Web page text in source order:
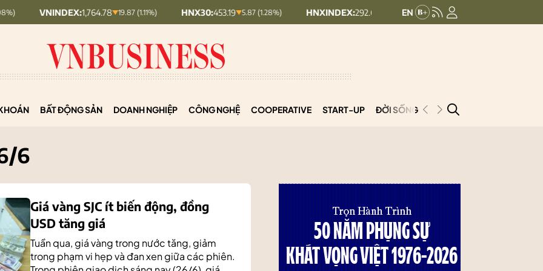
1,764.78 19.87 (1.11%) HNX30: 453.19 5.87 (1.28%) HNXINDEX:292.64 8.56 (2.84%) UPCOMINDEX:
BẤT ĐỘNG SẢN DOANH NGHIỆP CÔNG NGHỆ COOPERATIVE START-UP ĐỜI SỐNG PODCAST
6
Giá vàng SJC ít biến động, đồng
USD tăng giá
Tuần qua, giá vàng trong nước tăng, giảm
trong phạm vi hẹp và đan xen giữa các phiên.